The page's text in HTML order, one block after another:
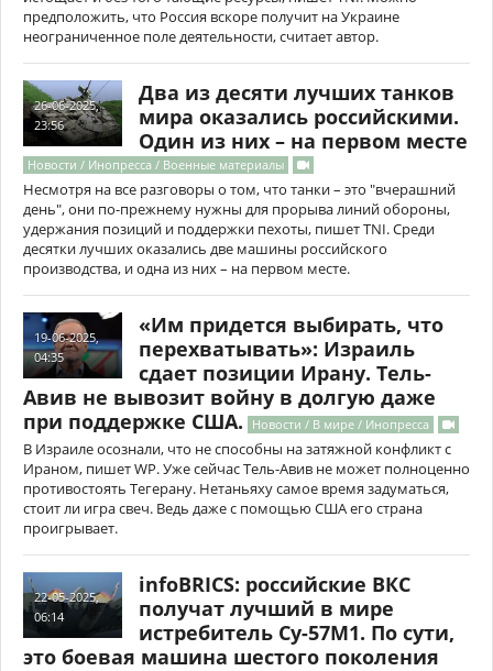
предположить, что Россия вскоре получит на Украине
неограниченное поле деятельности, считает автор.
26-06-2025,
23:56
Два из десяти лучших танков
мира оказались российскими.
Один из них – на первом месте
Новости / Инопресса / Военные материалы
Несмотря на все разговоры о том, что танки – это "вчерашний
день", они по-прежнему нужны для прорыва линий обороны,
удержания позиций и поддержки пехоты, пишет TNI. Среди
десятки лучших оказались две машины российского
производства, и одна из них – на первом месте.
19-06-2025,
04:35
«Им придется выбирать, что
перехватывать»: Израиль
сдает позиции Ирану. Тель-
Авив не вывозит войну в долгую даже
при поддержке США.
Новости / В мире / Инопресса
В Израиле осознали, что не способны на затяжной конфликт с
Ираном, пишет WP. Уже сейчас Тель-Авив не может полноценно
противостоять Тегерану. Нетаньяху самое время задуматься,
стоит ли игра свеч. Ведь даже с помощью США его страна
проигрывает.
22-05-2025,
06:14
infoBRICS: российские ВКС
получат лучший в мире
истребитель Су-57М1. По сути,
это боевая машина шестого поколения